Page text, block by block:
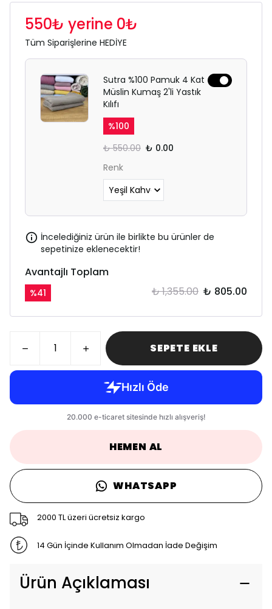
550₺ yerine 0₺
Tüm Siparişlerine HEDİYE
Sutra %100 Pamuk 4 Kat
Müslin Kumaş 2'li Yastık
Kılıfı
%100
₺ 550.00 ₺ 0.00
Renk
İncelediğiniz ürün ile birlikte bu ürünler de
sepetinize eklenecektir!
Avantajlı Toplam
%41 ₺ 1,355.00 ₺ 805.00
SEPETE EKLE
HEMEN AL
WHATSAPP
2000 TL üzeri ücretsiz kargo
14 Gün İçinde Kullanım Olmadan İade Değişim
Ürün Açıklaması